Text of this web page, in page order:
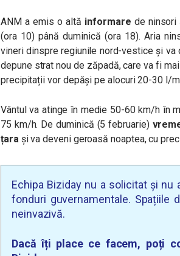
ANM a emis o altă informare de ninsori
(ora 10) până duminică (ora 18).Aria
vineri dinspre regiunile nord-vestice și va
depune strat nou de zăpadă, care va fi
precipitații vor depăși pe alocuri 20-30 l/
Vântul va atinge în medie 50-60 km/h în
75 km/h. De duminică (5 februarie)
țarași va deveni geroasă noaptea, cu
Echipa Biziday nu a solicitat și
fonduri guvernamentale. Spațiile
neinvazivă.
Dacă îți place ce facem, poți